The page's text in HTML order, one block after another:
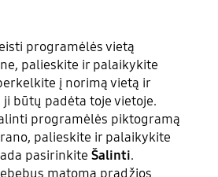
programėlės vietą
palieskite ir palaikykite
į norimą vietą ir
būtų padėta toje vietoje.
programėlės piktogramą
palieskite ir palaikykite
pasirinkiteŠalinti.
matoma pradžios